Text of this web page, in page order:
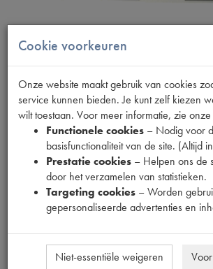
Productnummer
1890906
5 18 (€4, 28excl. btw )
Cookie voorkeuren
Onze website maakt gebruik van cookies
service kunnen bieden. Je kunt zelf kiezen
wilt toestaan. Voor meer informatie, zie
Functionele cookies – Nodig voor
basisfunctionaliteit van de site. (Altijd
Prestatie cookies – Helpen ons de
door het verzamelen van statistieken.
Targeting cookies – Worden
gepersonaliseerde advertenties en
Niet-essentiële weigeren